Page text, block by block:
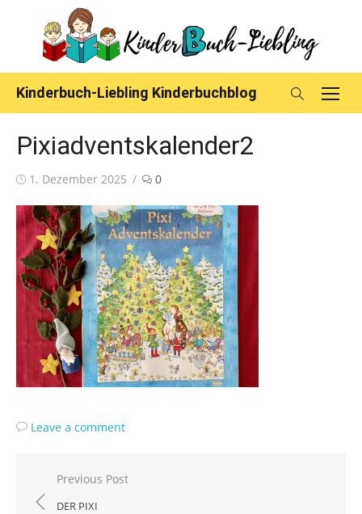
content
Kinderbuch-Liebling Kinderbuchblog
Pixiadventskalender2
Posted
1. Dezember 2025 0
Leave a comment
Beitragsnavigation
Previous Post
DER PIXI